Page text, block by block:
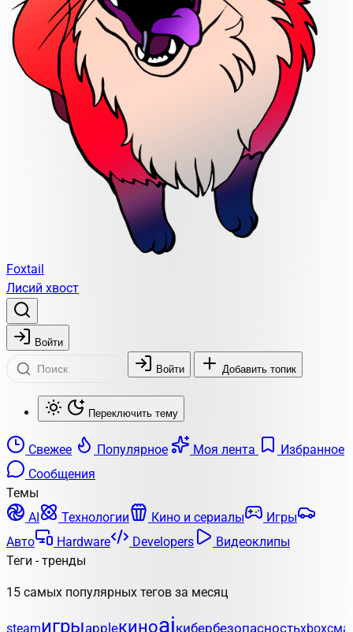
Foxtail
Лисий хвост
Войти
Войти Добавить топик
Переключить тему
Свежее Популярное Моя лента
Избранное
Сообщения
Темы
AI
Технологии Кино и сериалы
Игры
Авто
Hardware Developers
Видеоклипы
Теги - тренды
15 самых популярных тегов за месяц
steamигрыappleкиноaiкибербезопасностьxbox